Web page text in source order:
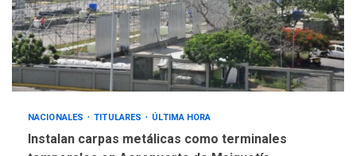
INTERNACIONALES ÚLTIMA HORA
Hiroshima 81 años de la
debacle atómica. Japón
debate principios no
nucleares
NACIONALES TITULARES ÚLTIMA HORA
Instalan carpas metálicas como terminales